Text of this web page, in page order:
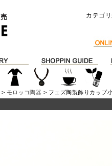
カテゴ
> モロッコ陶器 > フェズ陶製飾りカップ